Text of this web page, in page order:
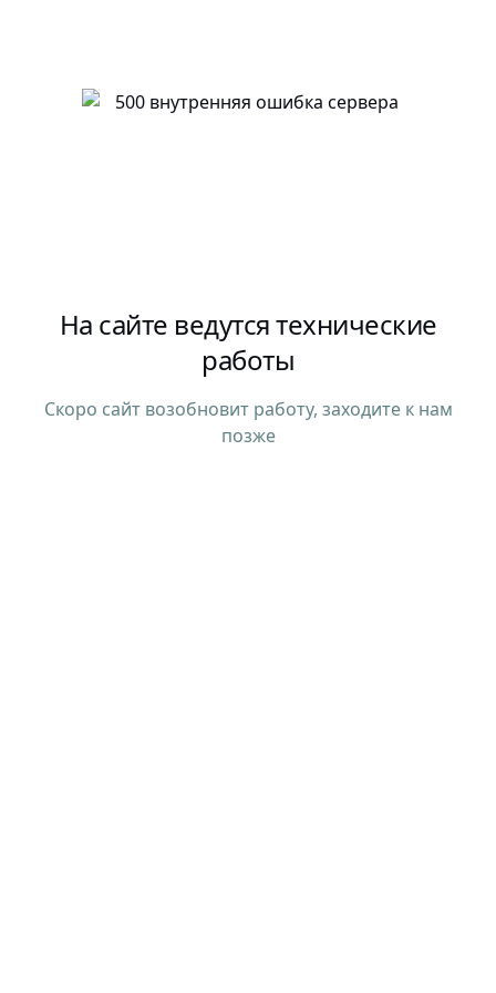
На сайте ведутся технические
работы
Скоро сайт возобновит работу, заходите к нам
позже